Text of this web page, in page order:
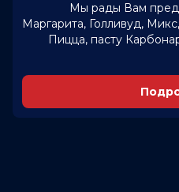
Мы рады Вам
Маргарита, Голливуд,
Пицца, пасту